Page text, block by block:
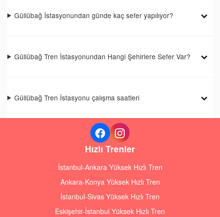
Güllübağ İstasyonundan günde kaç sefer yapılıyor?
Güllübağ Tren İstasyonundan Hangi Şehirlere Sefer Var?
Güllübağ Tren İstasyonu çalışma saatleri
Hızlı Trenler
İstanbul-Ankara Yüksek Hızlı Tren
Ankara-Konya Yüksek Hızlı Tren
İstanbul-Sivas Yüksek Hızlı Tren
Eskişehir-İstanbul Yüksek Hızlı Tren